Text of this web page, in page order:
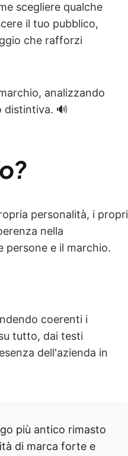
scegliere qualche
il tuo pubblico,
che rafforzi
analizzando
distintiva. 🔊
personalità, i propri
nella
persone e il marchio.
coerenti i
tutto, dai testi
dell'azienda in
più antico rimasto
di marca forte e